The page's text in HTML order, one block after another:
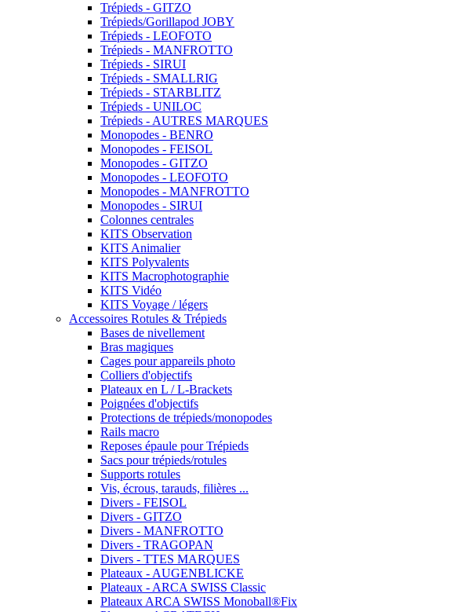
Trépieds - GITZO
Trépieds/Gorillapod JOBY
Trépieds - LEOFOTO
Trépieds - MANFROTTO
Trépieds - SIRUI
Trépieds - SMALLRIG
Trépieds - STARBLITZ
Trépieds - UNILOC
Trépieds - AUTRES MARQUES
Monopodes - BENRO
Monopodes - FEISOL
Monopodes - GITZO
Monopodes - LEOFOTO
Monopodes - MANFROTTO
Monopodes - SIRUI
Colonnes centrales
KITS Observation
KITS Animalier
KITS Polyvalents
KITS Macrophotographie
KITS Vidéo
KITS Voyage / légers
Accessoires Rotules & Trépieds
Bases de nivellement
Bras magiques
Cages pour appareils photo
Colliers d'objectifs
Plateaux en L / L-Brackets
Poignées d'objectifs
Protections de trépieds/monopodes
Rails macro
Reposes épaule pour Trépieds
Sacs pour trépieds/rotules
Supports rotules
Vis, écrous, tarauds, filières ...
Divers - FEISOL
Divers - GITZO
Divers - MANFROTTO
Divers - TRAGOPAN
Divers - TTES MARQUES
Plateaux - AUGENBLICKE
Plateaux - ARCA SWISS Classic
Plateaux ARCA SWISS Monoball®Fix